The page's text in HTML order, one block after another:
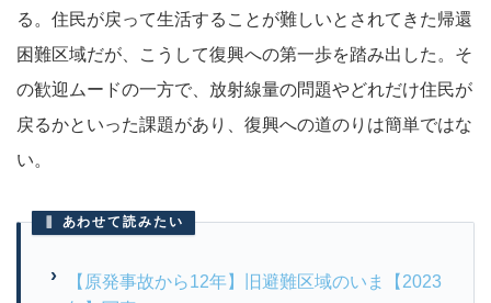
る。住民が戻って生活することが難しいとされてきた帰還
困難区域だが、こうして復興への第一歩を踏み出した。そ
の歓迎ムードの一方で、放射線量の問題やどれだけ住民が
戻るかといった課題があり、復興への道のりは簡単ではな
い。
あわせて読みたい
【原発事故から12年】旧避難区域のいま【2023